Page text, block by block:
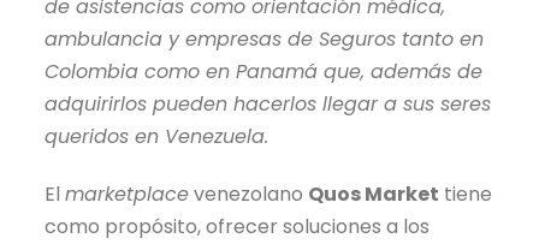
de asistencias como orientación médica,
ambulancia y empresas de Seguros tanto en
Colombia como en Panamá que, además de
adquirirlos pueden hacerlos llegar a sus seres
queridos en Venezuela.
Elmarketplacevenezolano Quos Market tiene
como propósito, ofrecer soluciones a los